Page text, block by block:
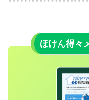
ほけん得々